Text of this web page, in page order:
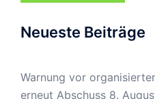
Neueste Beiträge
Warnung vor
erneut Abschuss 8.